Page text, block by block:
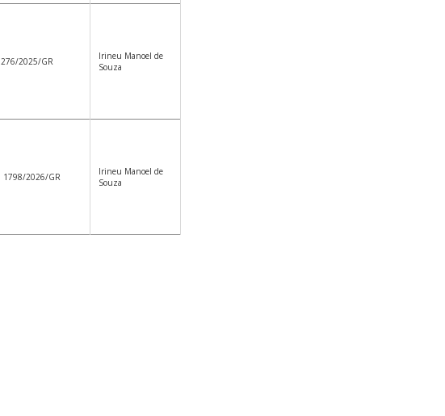
276/2025/GR
Irineu Manoel de
Souza
1798/2026/GR
Irineu Manoel de
Souza